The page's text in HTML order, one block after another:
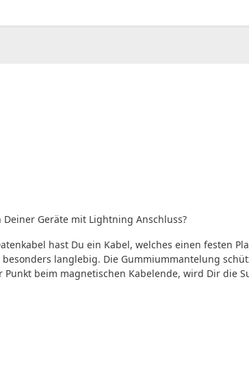
Geräte mit Lightning Anschluss?
hast Du ein Kabel, welches einen festen
langlebig. Die Gummiummantelung
beim magnetischen Kabelende, wird Dir die